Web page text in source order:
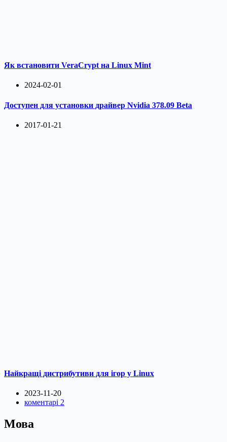
Як встановити VeraCrypt на Linux Mint
2024-02-01
Доступен для установки драйвер Nvidia 378.09 Beta
2017-01-21
Найкращі дистрибутиви для ігор у Linux
2023-11-20
коментарі 2
Мова